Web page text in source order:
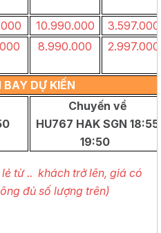
10.990.000
3.597.000
8.990.000 2.997.000
BAY DỰ KIẾN
Chuyến về
HU767 HAK SGN 18:55
19:50
từ .. khách trở lên, giá có
đủ số lượng trên)